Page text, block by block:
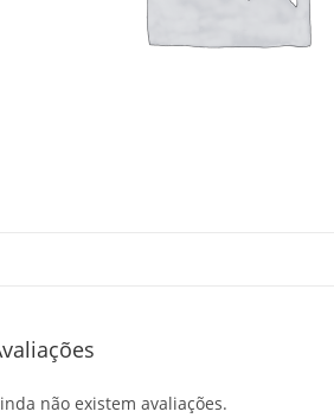
não existem avaliações.